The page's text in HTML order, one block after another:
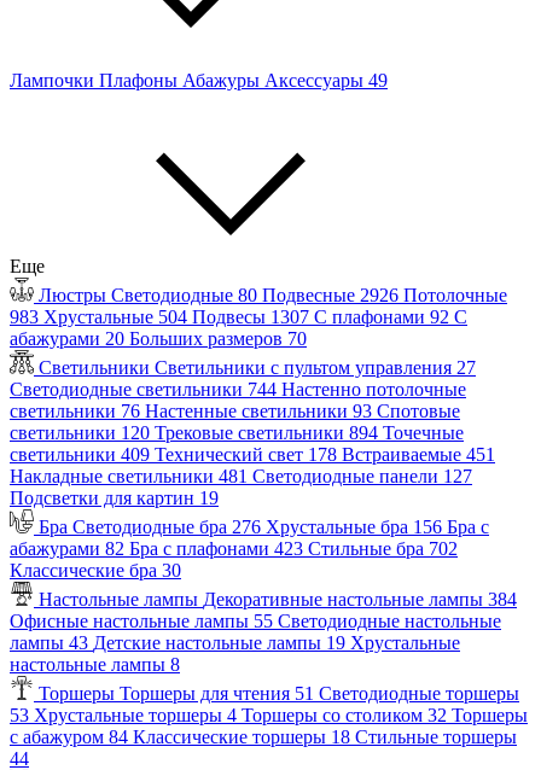
Лампочки Плафоны Абажуры Аксессуары 49
Еще
Люстры Светодиодные 80 Подвесные 2926 Потолочные
983 Хрустальные 504 Подвесы 1307 С плафонами 92 С
абажурами 20 Больших размеров 70
Светильники Светильники с пультом управления 27
Светодиодные светильники 744 Настенно потолочные
светильники 76 Настенные светильники 93 Спотовые
светильники 120 Трековые светильники 894 Точечные
светильники 409 Технический свет 178 Встраиваемые 451
Накладные светильники 481 Светодиодные панели 127
Подсветки для картин 19
Бра Светодиодные бра 276 Хрустальные бра 156 Бра с
абажурами 82 Бра с плафонами 423 Стильные бра 702
Классические бра 30
Настольные лампы Декоративные настольные лампы 384
Офисные настольные лампы 55 Светодиодные настольные
лампы 43 Детские настольные лампы 19 Хрустальные
настольные лампы 8
Торшеры Торшеры для чтения 51 Светодиодные торшеры
53 Хрустальные торшеры 4 Торшеры со столиком 32 Торшеры
с абажуром 84 Классические торшеры 18 Стильные торшеры
44